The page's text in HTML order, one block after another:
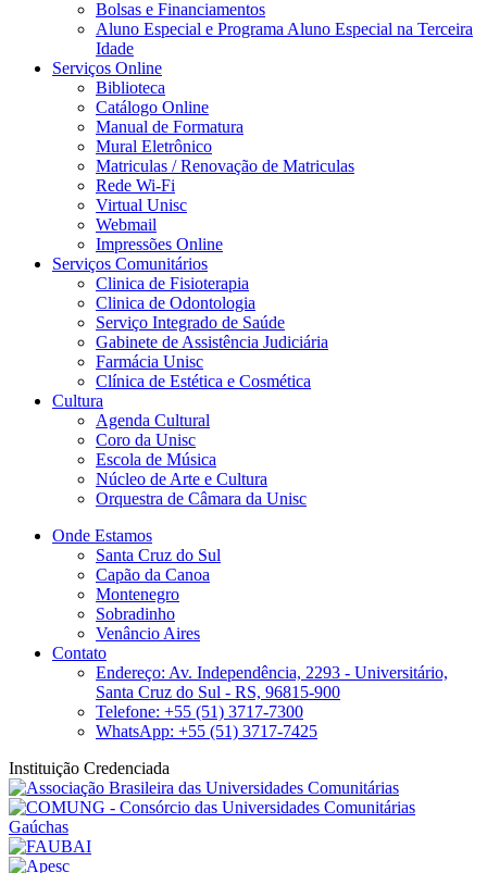
Bolsas e Financiamentos
Aluno Especial e Programa Aluno Especial na Terceira
Idade
Serviços Online
Biblioteca
Catálogo Online
Manual de Formatura
Mural Eletrônico
Matriculas / Renovação de Matriculas
Rede Wi-Fi
Virtual Unisc
Webmail
Impressões Online
Serviços Comunitários
Clinica de Fisioterapia
Clinica de Odontologia
Serviço Integrado de Saúde
Gabinete de Assistência Judiciária
Farmácia Unisc
Clínica de Estética e Cosmética
Cultura
Agenda Cultural
Coro da Unisc
Escola de Música
Núcleo de Arte e Cultura
Orquestra de Câmara da Unisc
Onde Estamos
Santa Cruz do Sul
Capão da Canoa
Montenegro
Sobradinho
Venâncio Aires
Contato
Endereço: Av. Independência, 2293 - Universitário,
Santa Cruz do Sul - RS, 96815-900
Telefone: +55 (51) 3717-7300
WhatsApp: +55 (51) 3717-7425
Instituição Credenciada